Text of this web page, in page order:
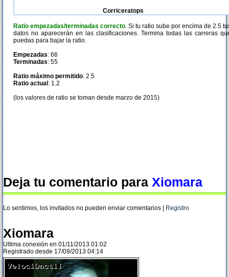
Corriceratops
Ratio empezadas/terminadas correcto. Si tu ratio sube por encima de 2.5
datos no aparecerán en las clasificaciones. Termina todas las carreras
puedas para bajar la ratio.
Empezadas: 66
Terminadas: 55
Ratio máximo permitido: 2.5
Ratio actual : 1.2
(los valores de ratio se toman desde marzo de 2015)
Deja tu comentario para Xiomara
Lo sentimos, los invitados no pueden enviar comentarios | Registro
Xiomara
Ultima conexión en 01/11/2013 01:02
Registrado desde 17/09/2013 04:14